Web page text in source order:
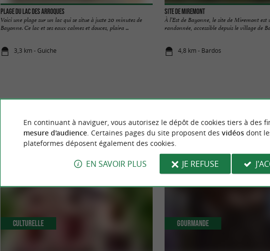
Plage du Lac des Arroques
Voici une plage sur un lac qui se situe à juste 20 minutes de
Bayonne. Ce lac et ses eaux calmes et douces, plaira ...
3,3 km - Guiche
Site de Miremont
À l’Est de Bayonne, le site de Miremont
randonnée, accessible depuis le village de
4,8 km - Bardos
NOUS AVONS TESTÉPOUR
Culturelle Gourmande
En continuant à naviguer, vous autorisez le dépôt de cookies tiers à des
mesure d'audience. Certaines pages du site proposent des vidéosdont
plateformes déposent également des cookies.
EN SAVOIR PLUS JE REFUSE